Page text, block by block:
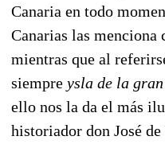
Canaria en todo
Canarias las menciona
mientras que al
siempre ysla de la
ello nos la da el más
historiador don José